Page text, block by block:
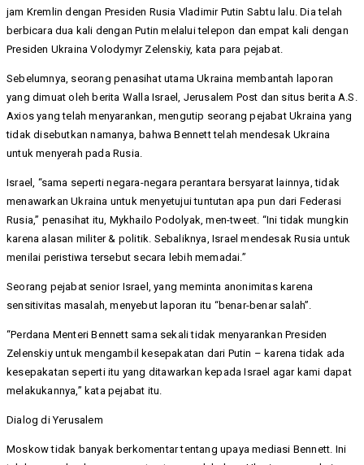
jam Kremlin dengan Presiden Rusia Vladimir Putin Sabtu lalu. Dia telah
berbicara dua kali dengan Putin melalui telepon dan empat kali dengan
Presiden Ukraina Volodymyr Zelenskiy, kata para pejabat.
Sebelumnya, seorang penasihat utama Ukraina membantah laporan
yang dimuat oleh berita Walla Israel, Jerusalem Post dan situs berita A.S.
Axios yang telah menyarankan, mengutip seorang pejabat Ukraina yang
tidak disebutkan namanya, bahwa Bennett telah mendesak Ukraina
untuk menyerah pada Rusia.
Israel, “sama seperti negara-negara perantara bersyarat lainnya, tidak
menawarkan Ukraina untuk menyetujui tuntutan apa pun dari Federasi
Rusia,” penasihat itu, Mykhailo Podolyak, men-tweet. “Ini tidak mungkin
karena alasan militer & politik. Sebaliknya, Israel mendesak Rusia untuk
menilai peristiwa tersebut secara lebih memadai.”
Seorang pejabat senior Israel, yang meminta anonimitas karena
sensitivitas masalah, menyebut laporan itu “benar-benar salah”.
“Perdana Menteri Bennett sama sekali tidak menyarankan Presiden
Zelenskiy untuk mengambil kesepakatan dari Putin – karena tidak ada
kesepakatan seperti itu yang ditawarkan kepada Israel agar kami dapat
melakukannya,” kata pejabat itu.
Dialog di Yerusalem
Moskow tidak banyak berkomentar tentang upaya mediasi Bennett. Ini